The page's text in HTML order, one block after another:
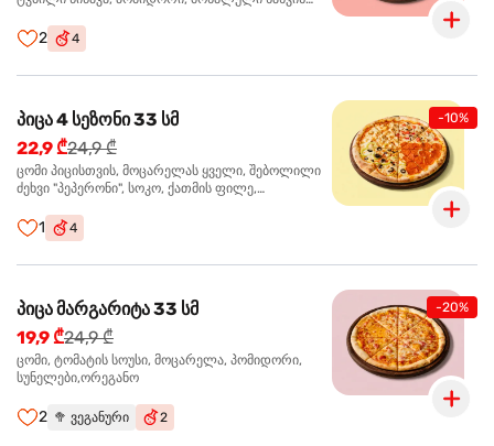
2 4
-10%
პიცა 4 სეზონი 33 სმ
22,9 ₾24,9 ₾
ცომი პიცისთვის, მოცარელას ყველი, შებოლილი
ძეხვი "პეპერონი", სოკო, ქათმის ფილე,
1 4
-20%
პიცა მარგარიტა 33 სმ
19,9 ₾24,9 ₾
ცომი, ტომატის სოუსი, მოცარელა, პომიდორი,
სუნელები,ორეგანო
2 🥦 ვეგანური 2